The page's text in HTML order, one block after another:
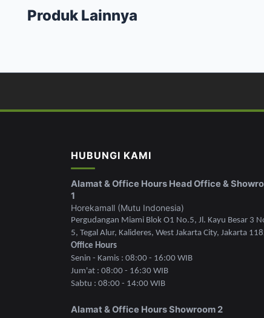
Produk Lainnya
HUBUNGI KAMI
Alamat & Office Hours Head Office &
1
Horekamall (Mutu Indonesia)
Pergudangan Miami Blok O1 No.5, Jl. Kayu Besar 3
5, Tegal Alur, Kalideres, West Jakarta City, Jakarta
Office Hours
Senin - Kamis : 08:00 - 16:00 WIB
Jum'at : 08:00 - 16:30 WIB
Sabtu : 08:00 - 14:00 WIB
Alamat & Office Hours Showroom 2